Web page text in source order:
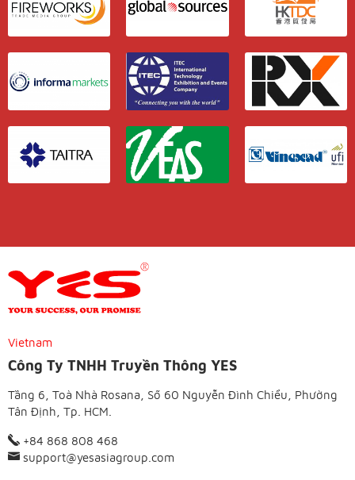
Vietnam
Công Ty TNHH Truyền Thông YES
Tầng 6, Toà Nhà Rosana, Số 60 Nguyễn Đình Chiểu, Phường
Tân Định, Tp. HCM.
+84 868 808 468
support@yesasiagroup.com